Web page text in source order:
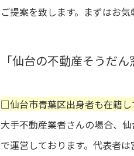
ご提案を致します。まずはお気
「仙台の不動産そうだ
□仙台市青葉区出身者も在籍し
大手不動産業者さんの場合、
で運営しております。代表者